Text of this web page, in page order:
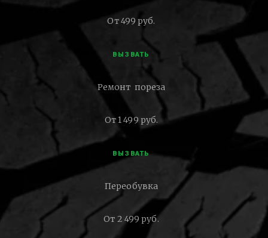
От 499 руб.
ВЫЗВАТЬ
Ремонт пореза
От 1 499 руб.
ВЫЗВАТЬ
Переобувка
От 2 499 руб.